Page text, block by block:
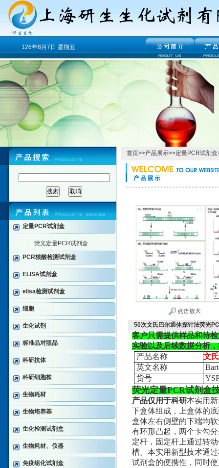
126年8月7日 星期五
定量PCR试剂盒
·
荧光定量PCR试剂盒
PCR核酸检测试剂盒
ELISA试剂盒
elisa检测试剂盒
细胞
生化试剂
标准品对照品
科研抗体
科研细胞株
生物耗材
生物培养基
生化检测试剂盒
生物耗材、仪器
免疫组化试剂盒
首页>>产品展示>>定量PCR试剂盒
点击放大
50次文氏巴尔通体探针法荧光
客户只需提供样品和待
实验以及后续数据分析
产品名称
文
英文名称
货号
荧光定量PCR试剂盒
产品仅用于科研本实用
下盒体组成，上盒体的
盒体左右侧壁的下端均
有环形凸起，两个卡勾
定杆，固定杆上通过转
槽。本实用新型技术通
试剂盒的便携性，同时